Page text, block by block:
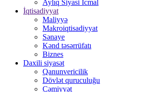
Aylıq Siyasi İcmal
İqtisadiyyat
Maliyyə
Makroiqtisadiyyat
Sənaye
Kənd təsərrüfatı
Biznes
Daxili siyasət
Qanunvericilik
Dövlət quruculuğu
Cəmiyyət